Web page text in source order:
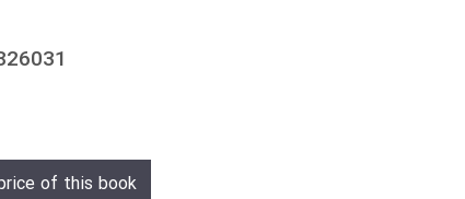
of this book